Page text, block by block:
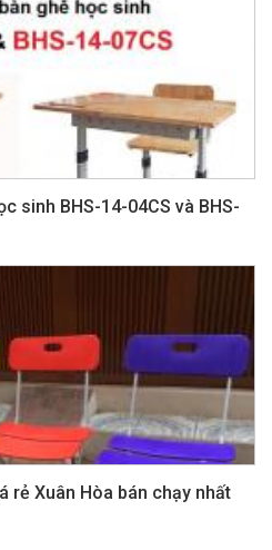
sinh BHS-14-04CS và BHS-
rẻ Xuân Hòa bán chạy nhất